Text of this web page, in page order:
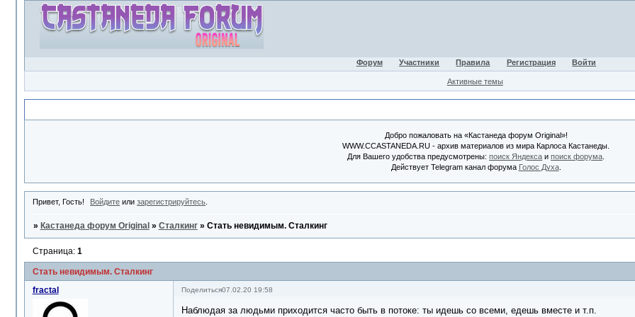
Форум Участники Правила Регистрация Войти
Активные темы
Добро пожаловать на «Кастанеда форум Original»!
WWW.CCASTANEDA.RU - архив материалов из мира Карлоса Кастанеды.
Для Вашего удобства предусмотрены:поиск Яндекса ипоиск форума
Действует Telegram канал форума Голос Духа.
Привет, Гость! Войдите илизарегистрируйтесь
» Кастанеда форум Original » Сталкинг » Стать невидимым. Сталкинг
Стать невидимым. Сталкинг
Страница: 1
Поделиться07.02.20 19:58
fractal
Наблюдая за людьми приходится часто быть в потоке: ты идешь со всеми, едешь вместе и т.п.